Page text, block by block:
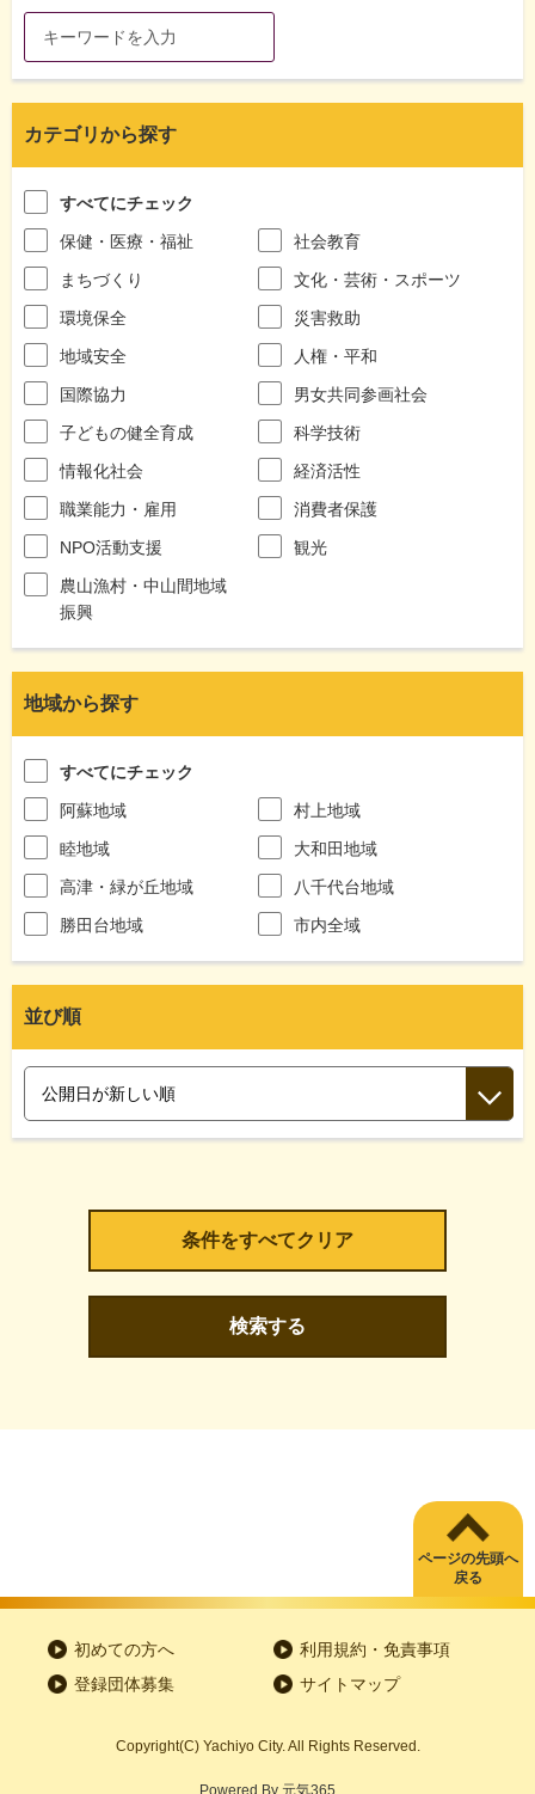
カテゴリから探す
すべてにチェック
保健・医療・福祉
社会教育
まちづくり
文化・芸術・スポーツ
環境保全
災害救助
地域安全
人権・平和
国際協力
男女共同参画社会
子どもの健全育成
科学技術
情報化社会
経済活性
職業能力・雇用
消費者保護
NPO活動支援
観光
農山漁村・中山間地域
振興
地域から探す
すべてにチェック
阿蘇地域
村上地域
睦地域
大和田地域
高津・緑が丘地域
八千代台地域
勝田台地域
市内全域
並び順
検索する
ページの先頭へ
戻る
初めての方へ
利用規約・免責事項
登録団体募集
サイトマップ
Copyright(C) Yachiyo City. All Rights Reserved.
Powered By 元気365